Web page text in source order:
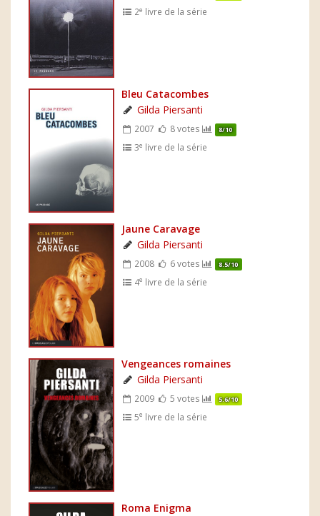
2e livre de la série
Bleu Catacombes
Gilda Piersanti
2007 8 votes 8/10
3e livre de la série
Jaune Caravage
Gilda Piersanti
2008 6 votes 8.5/10
4e livre de la série
Vengeances romaines
Gilda Piersanti
2009 5 votes 5.6/10
5e livre de la série
Roma Enigma